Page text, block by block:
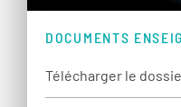
DOCUMENTS
Télécharger le